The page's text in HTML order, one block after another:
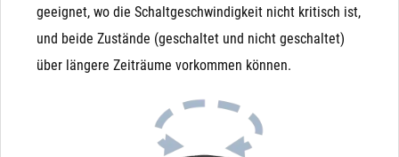
Besonders bei NO-Magnetventilen kann es durchaus
passieren, dass ein Unterdruck auf der Ausgangsseite
die Membrane nach unten zieht und das Ventil
Manuelle (Not)Betätigung: Das Magnetventil wird
geeignet, wo die Schaltgeschwindigkeit nicht kritisch ist,
und beide Zustände (geschaltet und nicht geschaltet)
über längere Zeiträume vorkommen können.